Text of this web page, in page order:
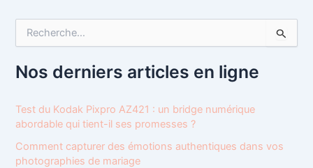
h
e
c
h
r
Nos derniers articles en ligne
Test du Kodak Pixpro AZ421 : un bridge numérique
abordable qui tient-il ses promesses ?
Comment capturer des émotions authentiques dans vos
photographies de mariage